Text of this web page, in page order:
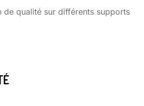
de qualité sur différents supports